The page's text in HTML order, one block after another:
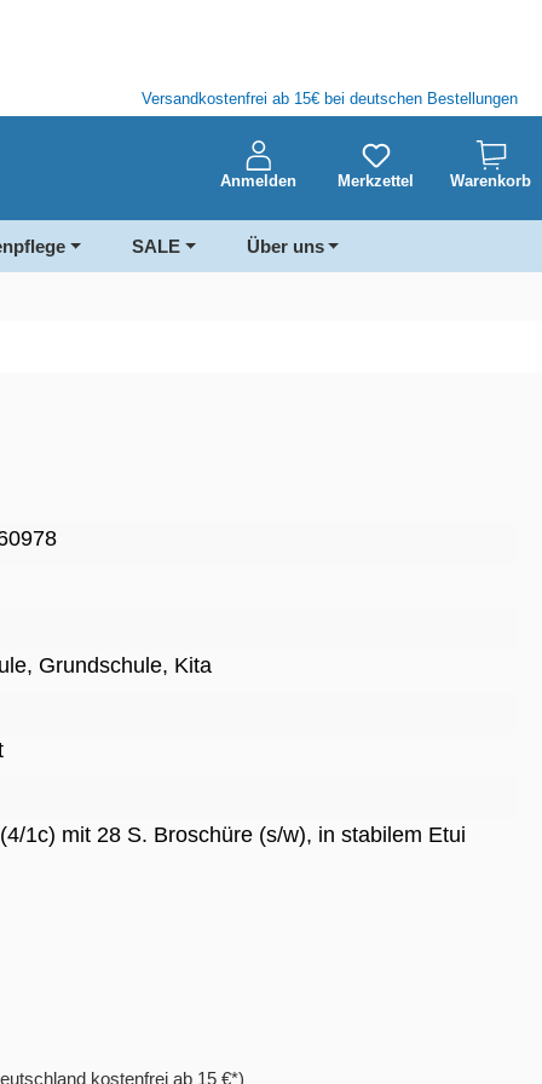
Versandkostenfrei ab 15€ bei deutschen Bestellungen
Anmelden Merkzettel Warenkorb
SALE Über uns
, Grundschule, Kita
1c) mit 28 S. Broschüre (s/w), in stabilem Etui
kostenfrei ab 15 €*)